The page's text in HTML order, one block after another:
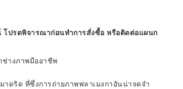
ปรดพิจารณาก่อนทำการสั่งซื้อ หรือติดต่อแผนก
างภาพมืออาชีพ
ดริด ที่ซึ่งการถ่ายภาพฟลาเมงกาอันน่าจดจำ